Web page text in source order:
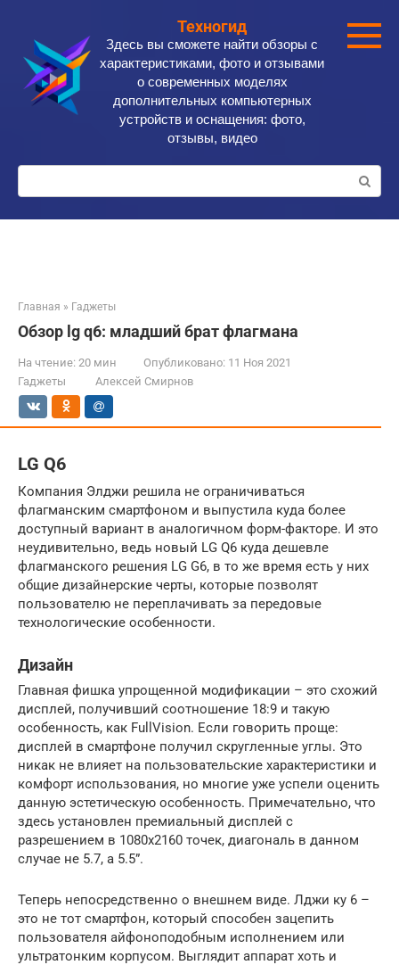
контенту
Техногид
Здесь вы сможете найти обзоры с
характеристиками, фото и отзывами
о современных моделях
дополнительных компьютерных
устройств и оснащения: фото,
отзывы, видео
Поиск:
Главная » Гаджеты
Обзор lg q6: младший брат флагмана
На чтение: 20 мин Опубликовано: 11 Ноя 2021
Гаджеты
Алексей Смирнов
LG Q6
Компания Элджи решила не ограничиваться
флагманским смартфоном и выпустила куда более
доступный вариант в аналогичном форм-факторе. И это
неудивительно, ведь новый LG Q6 куда дешевле
флагманского решения LG G6, в то же время есть у них
общие дизайнерские черты, которые позволят
пользователю не переплачивать за передовые
технологические особенности.
Дизайн
Главная фишка упрощенной модификации – это схожий
дисплей, получивший соотношение 18:9 и такую
особенность, как FullVision. Если говорить проще:
дисплей в смартфоне получил скругленные углы. Это
никак не влияет на пользовательские характеристики и
комфорт использования, но многие уже успели оценить
данную эстетическую особенность. Примечательно, что
здесь установлен премиальный дисплей с
разрешением в 1080х2160 точек, диагональ в данном
случае не 5.7, а 5.5”.
Теперь непосредственно о внешнем виде. Лджи ку 6 –
это не тот смартфон, который способен зацепить
пользователя айфоноподобным исполнением или
ультратонким корпусом. Выглядит аппарат хоть и